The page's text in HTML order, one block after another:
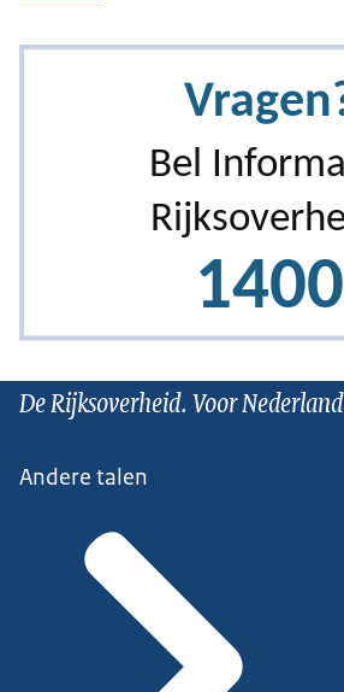
De Rijksoverheid. Voor Nederland
Andere talen